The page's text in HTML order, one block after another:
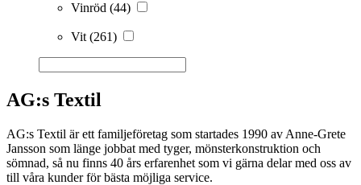
Vinröd (44)
Vit (261)
AG:s Textil
AG:s Textil är ett familjeföretag som startades 1990 av Anne-Grete
Jansson som länge jobbat med tyger, mönsterkonstruktion och
sömnad, så nu finns 40 års erfarenhet som vi gärna delar med oss av
till våra kunder för bästa möjliga service.